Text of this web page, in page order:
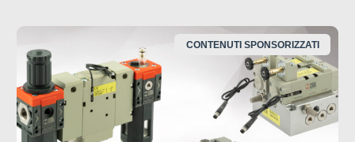
CONTENUTI SPONSORIZZATI